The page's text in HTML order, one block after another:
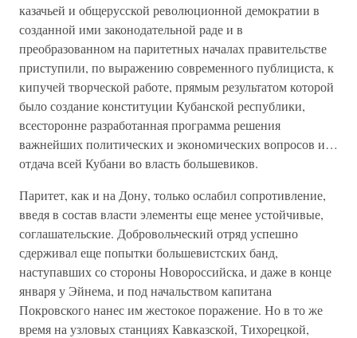
казачьей и общерусской революционной демократии в
созданной ими законодательной раде и в
преобразованном на паритетных началах правительстве
приступили, по выражению современного публициста, к
кипучей творческой работе, прямым результатом которой
было создание конституции Кубанской республики,
всесторонне разработанная программа решения
важнейших политических и экономических вопросов и…
отдача всей Кубани во власть большевиков.
Паритет, как и на Дону, только ослабил сопротивление,
введя в состав власти элементы еще менее устойчивые,
соглашательские. Добровольческий отряд успешно
сдерживал еще попытки большевистских банд,
наступавших со стороны Новороссийска, и даже в конце
января у Эйнема, и под начальством капитана
Покровского нанес им жестокое поражение. Но в то же
время на узловых станциях Кавказской, Тихорецкой,